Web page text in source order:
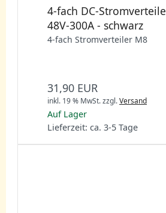
4-fach DC-
48V-300A - schwarz
4-fach Stromverteiler M8
31,90 EUR
inkl. 19 % MwSt.zzgl.Versand
Auf Lager
Lieferzeit: ca. 3-5 Tage